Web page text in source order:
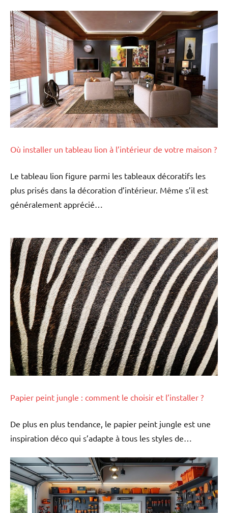
Où installer un tableau lion à l’intérieur de votre maison ?
Le tableau lion figure parmi les tableaux décoratifs les
plus prisés dans la décoration d’intérieur. Même s’il est
généralement apprécié…
Papier peint jungle : comment le choisir et l’installer ?
De plus en plus tendance, le papier peint jungle est une
inspiration déco qui s’adapte à tous les styles de…